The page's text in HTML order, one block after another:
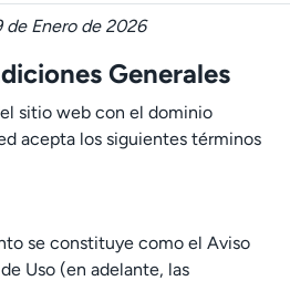
Enero de 2026
Generales
sitio web con el dominio
acepta los siguientes términos
se constituye como el Aviso
Uso (en adelante, las